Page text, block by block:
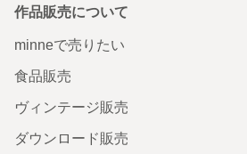
作品販売について
minneで売りたい
食品販売
ヴィンテージ販売
ダウンロード販売